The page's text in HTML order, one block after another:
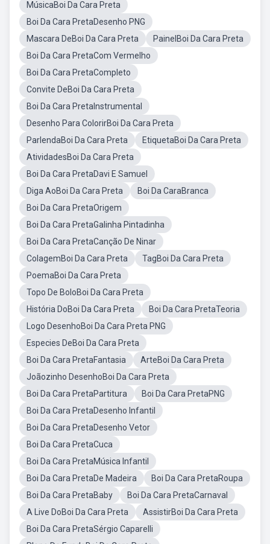
MúsicaBoi Da Cara Preta
Boi Da Cara PretaDesenho PNG
Mascara DeBoi Da Cara Preta
PainelBoi Da Cara Preta
Boi Da Cara PretaCom Vermelho
Boi Da Cara PretaCompleto
Convite DeBoi Da Cara Preta
Boi Da Cara PretaInstrumental
Desenho Para ColorirBoi Da Cara Preta
ParlendaBoi Da Cara Preta
EtiquetaBoi Da Cara Preta
AtividadesBoi Da Cara Preta
Boi Da Cara PretaDavi E Samuel
Diga AoBoi Da Cara Preta
Boi Da CaraBranca
Boi Da Cara PretaOrigem
Boi Da Cara PretaGalinha Pintadinha
Boi Da Cara PretaCanção De Ninar
ColagemBoi Da Cara Preta
TagBoi Da Cara Preta
PoemaBoi Da Cara Preta
Topo De BoloBoi Da Cara Preta
História DoBoi Da Cara Preta
Boi Da Cara PretaTeoria
Logo DesenhoBoi Da Cara Preta PNG
Especies DeBoi Da Cara Preta
Boi Da Cara PretaFantasia
ArteBoi Da Cara Preta
Joãozinho DesenhoBoi Da Cara Preta
Boi Da Cara PretaPartitura
Boi Da Cara PretaPNG
Boi Da Cara PretaDesenho Infantil
Boi Da Cara PretaDesenho Vetor
Boi Da Cara PretaCuca
Boi Da Cara PretaMúsica Infantil
Boi Da Cara PretaDe Madeira
Boi Da Cara PretaRoupa
Boi Da Cara PretaBaby
Boi Da Cara PretaCarnaval
A Live DoBoi Da Cara Preta
AssistirBoi Da Cara Preta
Boi Da Cara PretaSérgio Caparelli